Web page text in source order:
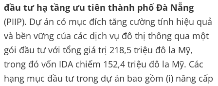
đầu tư hạ tầng ưu tiên thành phố Đà Nẵng
(PIIP). Dự án có mục đích tăng cường tính hiệu quả
và bền vững của các dịch vụ đô thị thông qua một
gói đầu tư với tổng giá trị 218,5 triệu đô la Mỹ,
trong đó vốn IDA chiếm 152,4 triệu đô la Mỹ. Các
hạng mục đầu tư trong dự án bao gồm (i) nâng cấp